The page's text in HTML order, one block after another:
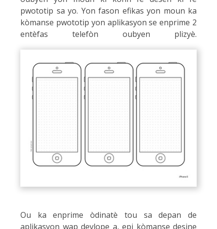
pwototip sa yo. Yon fason efikas yon moun ka
kòmanse pwototip yon aplikasyon se enprime 2
entèfas telefòn oubyen plizyè.
Ou ka enprime òdinatè tou sa depan de
aplikasyon wap devlope a, epi kòmanse desine